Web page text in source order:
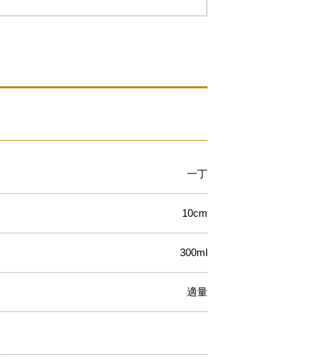
一丁
10cm
300ml
適量